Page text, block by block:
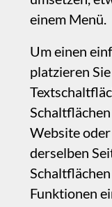
Funktionen einer
ohne die Leiste zu
Schaltflächen
aus, klicken Sie mit
um das Menü zu
Gruppieren, oder
über das Menü
Bildschirm. Die neu
in der
oberen Rand der